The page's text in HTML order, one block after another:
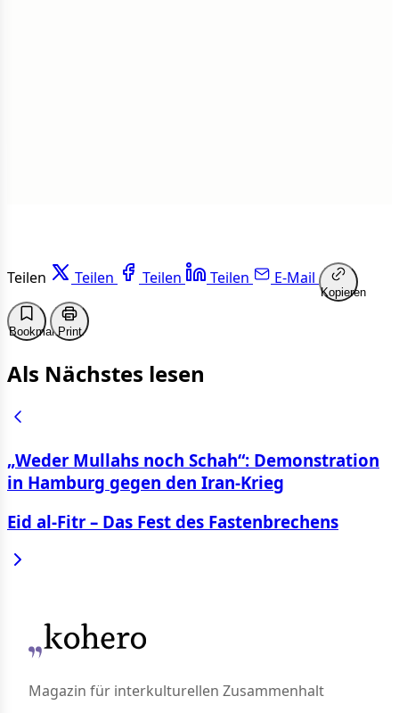
Teilen Teilen Teilen Teilen E-Mail
Kopieren
BookmarkPrint
Als Nächstes lesen
„Weder Mullahs noch Schah“: Demonstration
in Hamburg gegen den Iran-Krieg
Eid al-Fitr – Das Fest des Fastenbrechens
Magazin für interkulturellen Zusammenhalt